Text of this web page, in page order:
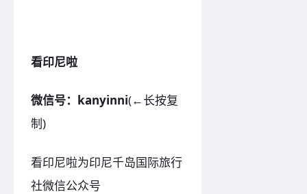
看印尼啦
微信号：kanyinni(←长按复
制)
看印尼啦为印尼千岛国际旅行
社微信公众号